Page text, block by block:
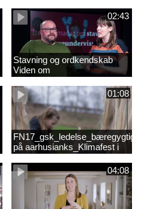
02:43
Stavning og ordkendskab
Viden om
stavevanskeligheder
01:08
på aarhusianks_Klimafest i
børnehøjde
04:08